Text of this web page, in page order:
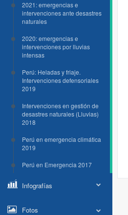
2021: emergencias e
intervenciones ante desastres
naturales
2020: emergencias e
intervenciones por lluvias
intensas
Perú: Heladas y friaje.
Intervenciones defensoriales
2019
Intervenciones en gestión de
desastres naturales (Lluvias)
2018
Perú en emergencia climática
2019
Perú en Emergencia 2017
Infografías
Fotos